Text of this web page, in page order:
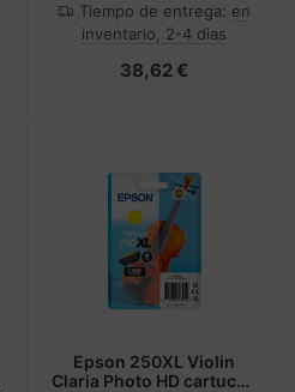
Tiempo de entrega: en
inventario, 2-4 dias
38,62 €
Epson 250XL Violin
Claria Photo HD cartucho